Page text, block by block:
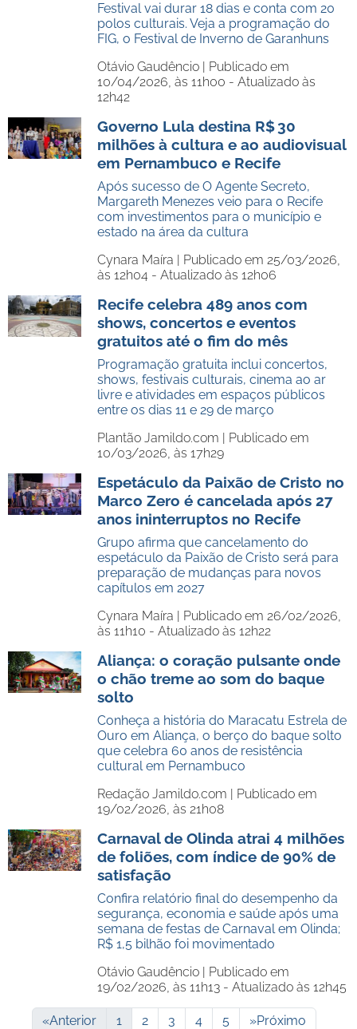
Festival vai durar 18 dias e conta com 20
polos culturais. Veja a programação do
FIG, o Festival de Inverno de Garanhuns
Otávio Gaudêncio | Publicado em
10/04/2026, às 11h00 - Atualizado às
12h42
Governo Lula destina R$ 30
milhões à cultura e ao audiovisual
em Pernambuco e Recife
Após sucesso de O Agente Secreto,
Margareth Menezes veio para o Recife
com investimentos para o município e
estado na área da cultura
Cynara Maíra | Publicado em 25/03/2026,
às 12h04 - Atualizado às 12h06
Recife celebra 489 anos com
shows, concertos e eventos
gratuitos até o fim do mês
Programação gratuita inclui concertos,
shows, festivais culturais, cinema ao ar
livre e atividades em espaços públicos
entre os dias 11 e 29 de março
Plantão Jamildo.com | Publicado em
10/03/2026, às 17h29
Espetáculo da Paixão de Cristo no
Marco Zero é cancelada após 27
anos ininterruptos no Recife
Grupo afirma que cancelamento do
espetáculo da Paixão de Cristo será para
preparação de mudanças para novos
capítulos em 2027
Cynara Maíra | Publicado em 26/02/2026,
às 11h10 - Atualizado às 12h22
Aliança: o coração pulsante onde
o chão treme ao som do baque
solto
Conheça a história do Maracatu Estrela de
Ouro em Aliança, o berço do baque solto
que celebra 60 anos de resistência
cultural em Pernambuco
Redação Jamildo.com | Publicado em
19/02/2026, às 21h08
Carnaval de Olinda atrai 4 milhões
de foliões, com índice de 90% de
satisfação
Confira relatório final do desempenho da
segurança, economia e saúde após uma
semana de festas de Carnaval em Olinda;
R$ 1,5 bilhão foi movimentado
Otávio Gaudêncio | Publicado em
19/02/2026, às 11h13 - Atualizado às 12h45
«Anterior 1 2 3 4 5 »Próximo